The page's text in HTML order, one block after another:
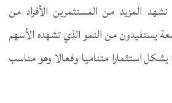
المزيد من المستثمرين الأفراد من
يستفيدون من النمو الذي تشهده الأسهم
استثمارا متناميا وفعالا وهو مناسب